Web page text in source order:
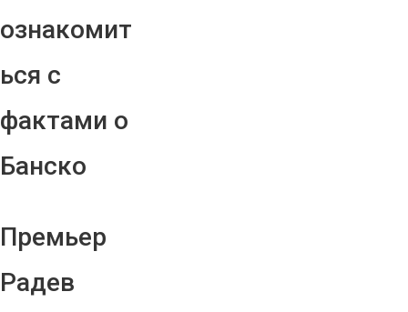
ознакомит
ься с
фактами о
Банско
Премьер
Радев